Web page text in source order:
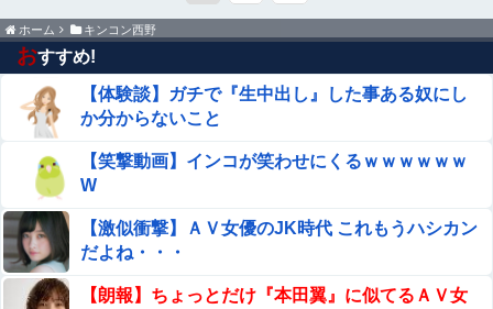
ホーム キンコン西野
おすすめ!
【体験談】ガチで『生中出し』した事ある奴にし
か分からないこと
【笑撃動画】インコが笑わせにくるｗｗｗｗｗｗ
W
【激似衝撃】ＡＶ女優のJK時代 これもうハシカン
だよね・・・
【朗報】ちょっとだけ『本田翼』に似てるＡＶ女